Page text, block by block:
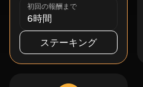
初回の報酬まで
6時間
ステーキング